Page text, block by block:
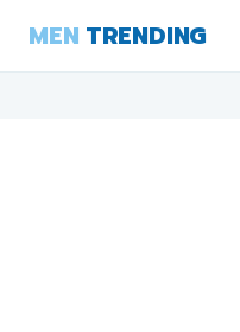
MEN TRENDING